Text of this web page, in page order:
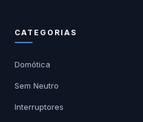
CATEGORIAS
Domótica
Sem Neutro
Interruptores